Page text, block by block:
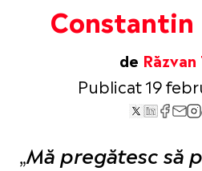
Constantin
de Răzvan
Publicat 19
„Mă pregătesc să